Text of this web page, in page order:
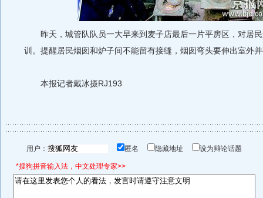
昨天，城管队队员一大早来到麦子店最后一片平房区，对居民
训。提醒居民烟囱和炉子间不能留有接缝，烟囱弯头要伸出室外
本报记者戴冰摄RJ193
用户： 匿名 隐藏地址 设为辩论话题
*搜狗拼音输入法，中文处理专家>>